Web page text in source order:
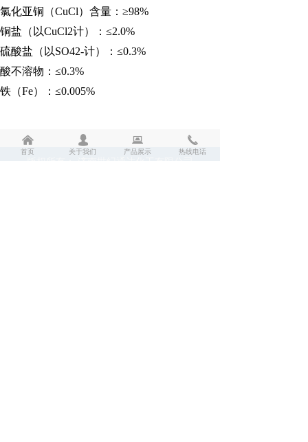
氯化亚铜（CuCl）含量：≥98%
铜盐（以CuCl2计）：≤2.0%
硫酸盐（以SO42-计）：≤0.3%
酸不溶物： ≤0.3%
铁（Fe）：≤0.005%
낀
首页
넙
关于我们
뀵
产品展示
끅
热线电话